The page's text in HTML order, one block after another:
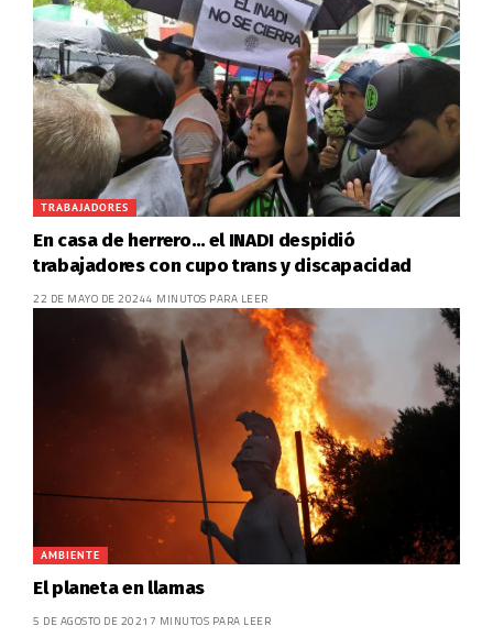
TRABAJADORES
En casa de herrero… el INADI despidió
trabajadores con cupo trans y discapacidad
22 DE MAYO DE 20244 MINUTOS PARA LEER
AMBIENTE
El planeta en llamas
5 DE AGOSTO DE 2021 7 MINUTOS PARA LEER